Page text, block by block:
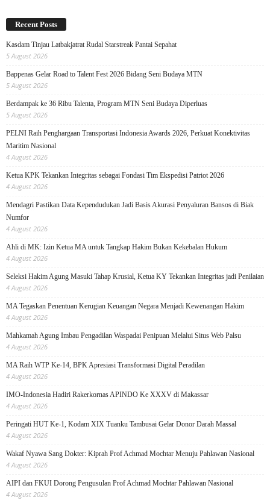
Recent Posts
Kasdam Tinjau Latbakjatrat Rudal Starstreak Pantai Sepahat
5 August 2026
Bappenas Gelar Road to Talent Fest 2026 Bidang Seni Budaya MTN
5 August 2026
Berdampak ke 36 Ribu Talenta, Program MTN Seni Budaya Diperluas
5 August 2026
PELNI Raih Penghargaan Transportasi Indonesia Awards 2026, Perkuat Konektivitas
Maritim Nasional
4 August 2026
Ketua KPK Tekankan Integritas sebagai Fondasi Tim Ekspedisi Patriot 2026
4 August 2026
Mendagri Pastikan Data Kependudukan Jadi Basis Akurasi Penyaluran Bansos di Biak
Numfor
4 August 2026
Ahli di MK: Izin Ketua MA untuk Tangkap Hakim Bukan Kekebalan Hukum
4 August 2026
Seleksi Hakim Agung Masuki Tahap Krusial, Ketua KY Tekankan Integritas jadi Penilaian
4 August 2026
MA Tegaskan Penentuan Kerugian Keuangan Negara Menjadi Kewenangan Hakim
4 August 2026
Mahkamah Agung Imbau Pengadilan Waspadai Penipuan Melalui Situs Web Palsu
4 August 2026
MA Raih WTP Ke-14, BPK Apresiasi Transformasi Digital Peradilan
4 August 2026
IMO-Indonesia Hadiri Rakerkornas APINDO Ke XXXV di Makassar
4 August 2026
Peringati HUT Ke-1, Kodam XIX Tuanku Tambusai Gelar Donor Darah Massal
4 August 2026
Wakaf Nyawa Sang Dokter: Kiprah Prof Achmad Mochtar Menuju Pahlawan Nasional
4 August 2026
AIPI dan FKUI Dorong Pengusulan Prof Achmad Mochtar Pahlawan Nasional
4 August 2026